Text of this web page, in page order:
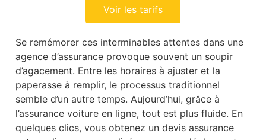
Voir les tarifs
Se remémorer ces interminables attentes dans une
agence d’assurance provoque souvent un soupir
d’agacement. Entre les horaires à ajuster et la
paperasse à remplir, le processus traditionnel
semble d’un autre temps. Aujourd’hui, grâce à
l’assurance voiture en ligne, tout est plus fluide. En
quelques clics, vous obtenez un devis assurance